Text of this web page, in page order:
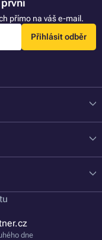
přímo na váš e-mail.
Přihlásit odběr
dne